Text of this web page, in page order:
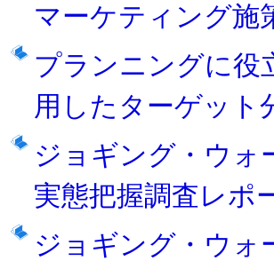
マーケティング施
プランニングに役
用したターゲット
ジョギング・ウォ
実態把握調査レポ
ジョギング・ウォ